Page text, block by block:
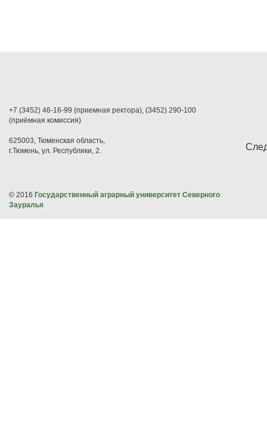
+7 (3452) 46-16-99 (приемная ректора), (3452) 290-100
(приёмная комиссия)
625003, Тюменская область,
г.Тюмень, ул. Республики, 2.
© 2016 Государственный аграрный университет Северного
Зауралья